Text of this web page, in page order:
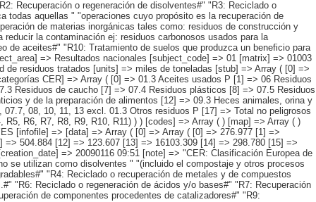
Recuperación o regeneración de disolventes#" "R3: Reciclado o
aquellas " "operaciones cuyo propósito es la recuperación de
de materias inorgánicas tales como: residuos de construcción y
la contaminación ej: residuos carbonosos usados para la
de aceites#" "R10: Tratamiento de suelos que produzca un beneficio para
=> Resultados nacionales [subject_code] => 01 [matrix] => 01003
de residuos tratados [units] => miles de toneladas [stub] => Array ( [0] =>
CER] => Array ( [0] => 01.3 Aceites usados P [1] => 06 Residuos
Residuos de caucho [7] => 07.4 Residuos plásticos [8] => 07.5 Residuos
y de la preparación de alimentos [12] => 09.3 Heces animales, orina y
08, 10, 11, 13 excl. 01.3 Otros residuos P [17] => Total no peligrosos
R6, R7, R8, R9, R10, R11) ) ) [codes] => Array ( ) [map] => Array ( )
[infofile] => [data] => Array ( [0] => Array ( [0] => 276.977 [1] =>
504.884 [12] => 123.607 [13] => 16103.309 [14] => 298.780 [15] =>
=> 20090116 09:51 [note] => "CER: Clasificación Europea de
se utilizan como disolventes " "(incluido el compostaje y otros procesos
"R4: Reciclado o recuperación de metales y de compuestos
"R6: Reciclado o regeneración de ácidos y/o bases#" "R7: Recuperación
de componentes procedentes de catalizadores#" "R9: